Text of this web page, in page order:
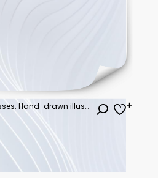
Portrait of Koala with sunglasses. Hand-drawn illustration. Vector.